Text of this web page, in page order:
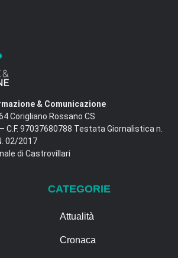
& Comunicazione
Corigliano Rossano CS
C.F. 97037680788 Testata Giornalistica n.
02/2017
di Castrovillari
CATEGORIE
Attualità
Cronaca